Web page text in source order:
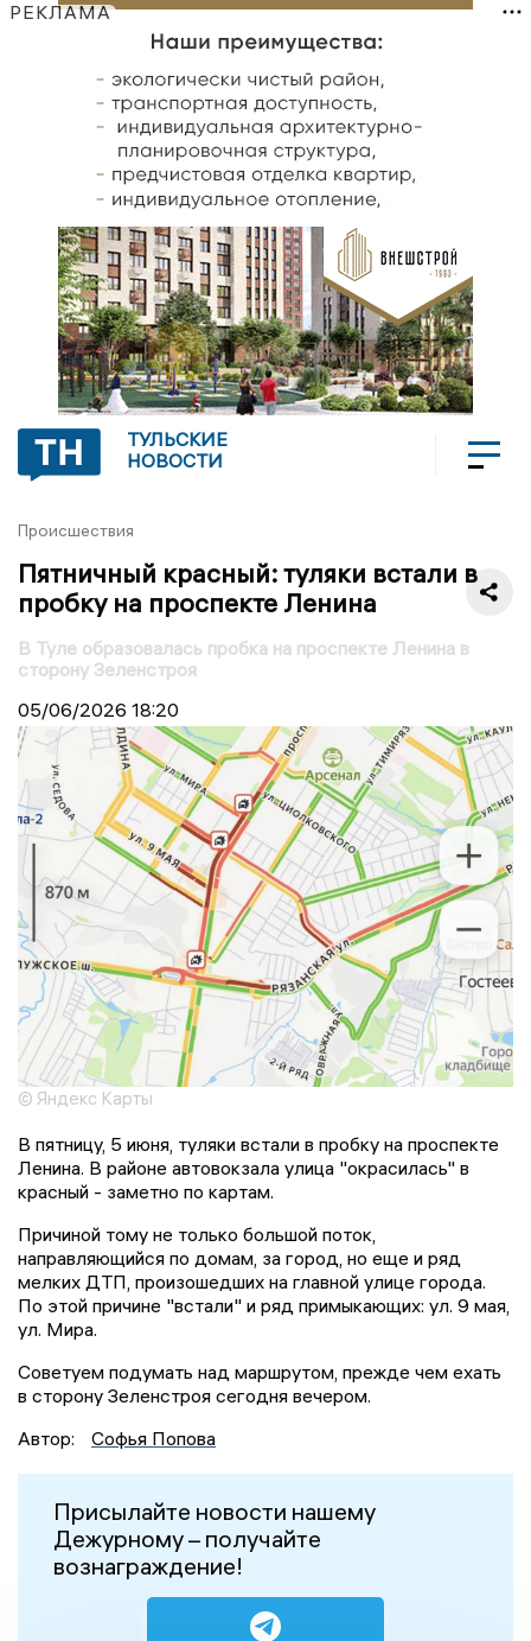
РЕКЛАМА
ТУЛЬСКИЕ
НОВОСТИ
Происшествия
Пятничный красный: туляки встали в
пробку на проспекте Ленина
В Туле образовалась пробка на проспекте Ленина в
сторону Зеленстроя
05/06/2026 18:20
© Яндекс Карты
В пятницу, 5 июня, туляки встали в пробку на проспекте
Ленина. В районе автовокзала улица "окрасилась" в
красный - заметно по картам.
Причиной тому не только большой поток,
направляющийся по домам, за город, но еще и ряд
мелких ДТП, произошедших на главной улице города.
По этой причине "встали" и ряд примыкающих: ул. 9 мая,
ул. Мира.
Советуем подумать над маршрутом, прежде чем ехать
в сторону Зеленстроя сегодня вечером.
Автор:
Софья Попова
Присылайте новости нашему
Дежурному – получайте
вознаграждение!